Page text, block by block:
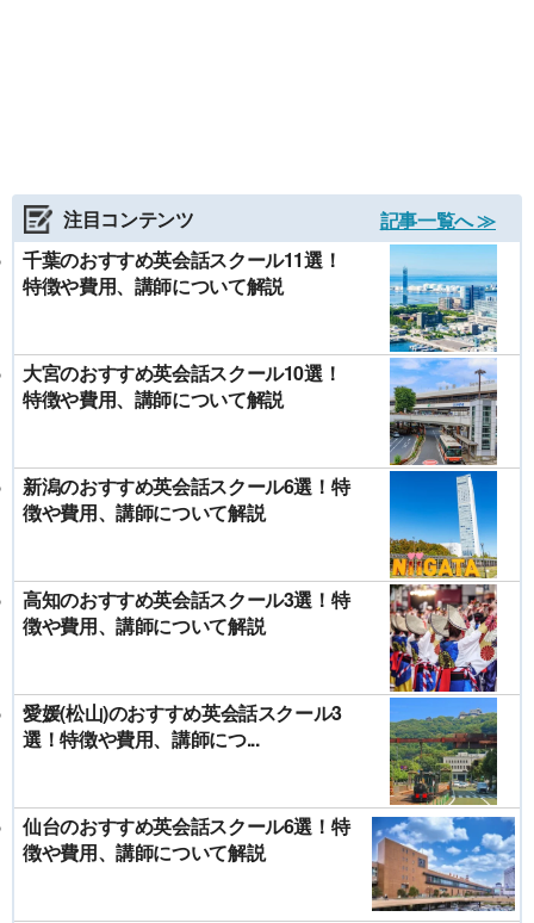
注目コンテンツ
記事一覧へ ≫
千葉のおすすめ英会話スクール11選！
特徴や費用、講師について解説
大宮のおすすめ英会話スクール10選！
特徴や費用、講師について解説
新潟のおすすめ英会話スクール6選！特
徴や費用、講師について解説
高知のおすすめ英会話スクール3選！特
徴や費用、講師について解説
愛媛(松山)のおすすめ英会話スクール3
選！特徴や費用、講師につ...
仙台のおすすめ英会話スクール6選！特
徴や費用、講師について解説